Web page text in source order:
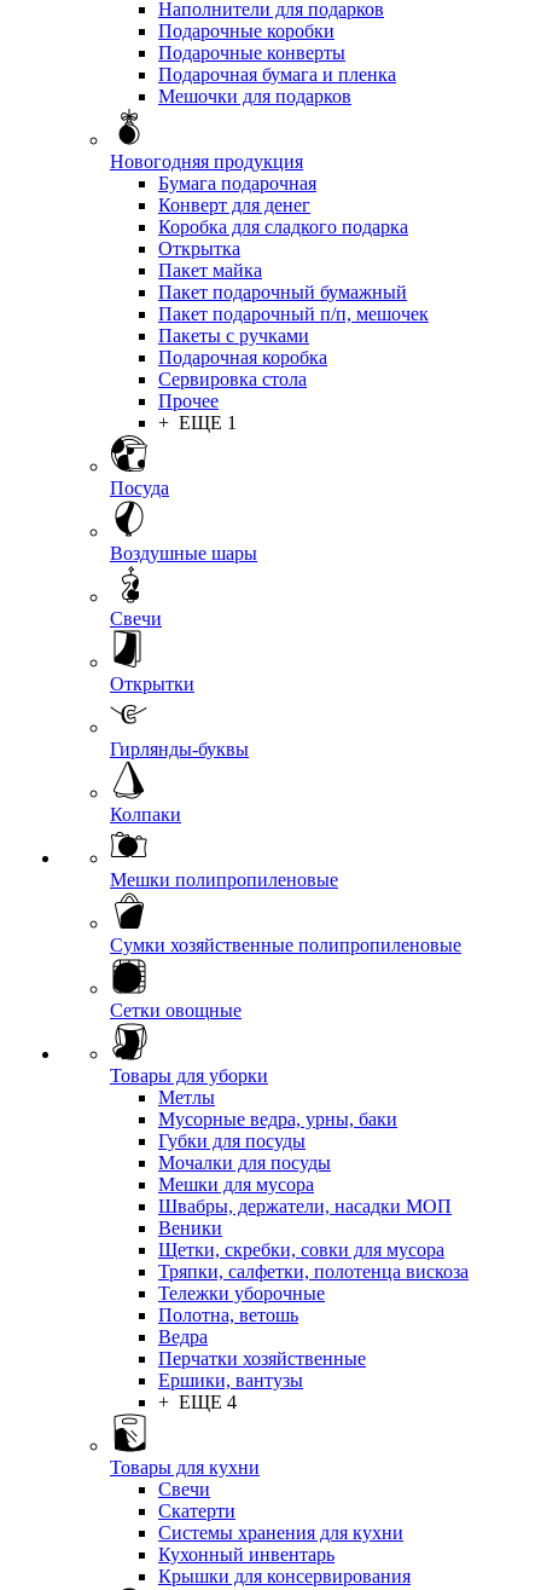
Наполнители для подарков
Подарочные коробки
Подарочные конверты
Подарочная бумага и пленка
Мешочки для подарков
Новогодняя продукция
Бумага подарочная
Конверт для денег
Коробка для сладкого подарка
Открытка
Пакет майка
Пакет подарочный бумажный
Пакет подарочный п/п, мешочек
Пакеты с ручками
Подарочная коробка
Сервировка стола
Прочее
+ ЕЩЕ 1
Посуда
Воздушные шары
Свечи
Открытки
Гирлянды-буквы
Колпаки
Мешки полипропиленовые
Сумки хозяйственные полипропиленовые
Сетки овощные
Товары для уборки
Метлы
Мусорные ведра, урны, баки
Губки для посуды
Мочалки для посуды
Мешки для мусора
Швабры, держатели, насадки МОП
Веники
Щетки, скребки, совки для мусора
Тряпки, салфетки, полотенца вискоза
Тележки уборочные
Полотна, ветошь
Ведра
Перчатки хозяйственные
Ершики, вантузы
+ ЕЩЕ 4
Товары для кухни
Свечи
Скатерти
Системы хранения для кухни
Кухонный инвентарь
Крышки для консервирования